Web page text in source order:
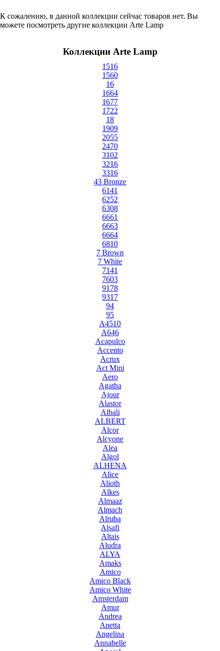
К сожалению, в данной коллекции сейчас товаров нет. Вы
можете посмотреть другие коллекции Arte Lamp
Коллекции Arte Lamp
1516
1560
16
1664
1677
1722
18
1909
2055
2470
3102
3216
3316
43 Bronze
6141
6252
6308
6661
6663
6664
6810
7 Brown
7 White
7141
7603
9178
9317
94
95
A4510
A646
Acapulco
Accento
Acrux
Act Mini
Aero
Agatha
Ajour
Alastor
Albali
ALBERT
Alcor
Alcyone
Alea
Algol
ALHENA
Alice
Alioth
Alkes
Almaaz
Almach
Alruba
Alsafi
Altais
Aludra
ALYA
Amaks
Amico
Amico Black
Amico White
Amsterdam
Amur
Andrea
Anetta
Angelina
Annabelle